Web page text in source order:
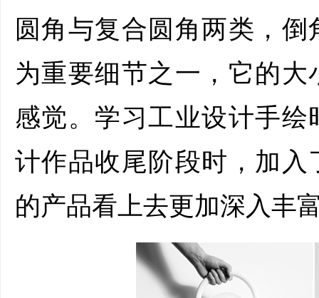
圆角与复合圆角两类，
为重要细节之一，它的
感觉。学习工业设计手
计作品收尾阶段时，加
的产品看上去更加深入丰